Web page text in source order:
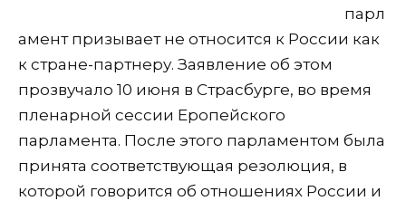
парл
амент призывает не относится к России как
к стране-партнеру. Заявление об этом
прозвучало 10 июня в Страсбурге, во время
пленарной сессии Еропейского
парламента. После этого парламентом была
принята соответствующая резолюция, в
которой говорится об отношениях России и